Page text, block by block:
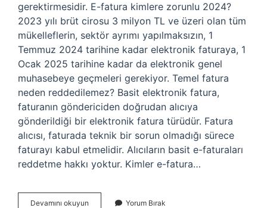
gerektirmesidir. E-fatura kimlere zorunlu 2024?
2023 yılı brüt cirosu 3 milyon TL ve üzeri olan tüm
mükelleflerin, sektör ayrımı yapılmaksızın, 1
Temmuz 2024 tarihine kadar elektronik faturaya, 1
Ocak 2025 tarihine kadar da elektronik genel
muhasebeye geçmeleri gerekiyor. Temel fatura
neden reddedilemez? Basit elektronik fatura,
faturanın göndericiden doğrudan alıcıya
gönderildiği bir elektronik fatura türüdür. Fatura
alıcısı, faturada teknik bir sorun olmadığı sürece
faturayı kabul etmelidir. Alıcıların basit e-faturaları
reddetme hakkı yoktur. Kimler e-fatura…
Devamını okuyun Yorum Bırak